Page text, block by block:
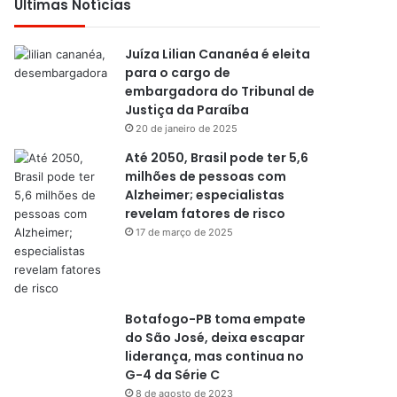
Últimas Notícias
Juíza Lilian Cananéa é eleita
para o cargo de
embargadora do Tribunal de
Justiça da Paraíba
20 de janeiro de 2025
Até 2050, Brasil pode ter 5,6
milhões de pessoas com
Alzheimer; especialistas
revelam fatores de risco
17 de março de 2025
Botafogo-PB toma empate
do São José, deixa escapar
liderança, mas continua no
G-4 da Série C
8 de agosto de 2023